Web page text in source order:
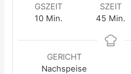
GSZEIT
10 Min.
SZEIT
45 Min.
GERICHT
Nachspeise